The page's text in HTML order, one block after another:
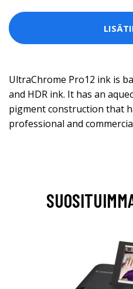
UltraChrome Pro12 ink is
and HDR ink. It has an
pigment construction that
professional and